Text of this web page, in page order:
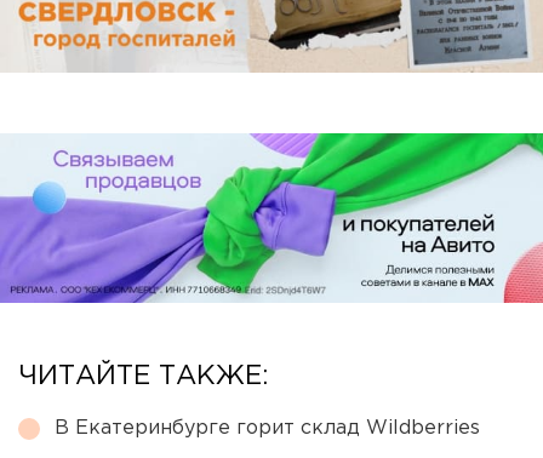
ЧИТАЙТЕ ТАКЖЕ:
В Екатеринбурге горит склад Wildberries